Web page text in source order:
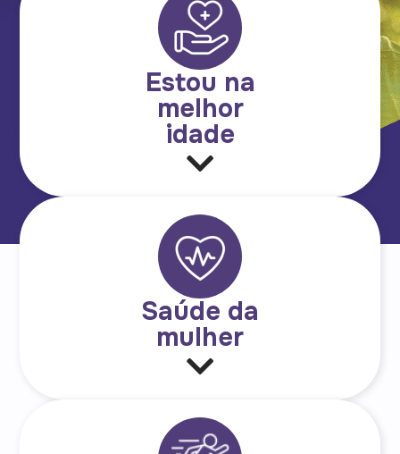
Estou na
melhor
idade
Saúde da
mulher